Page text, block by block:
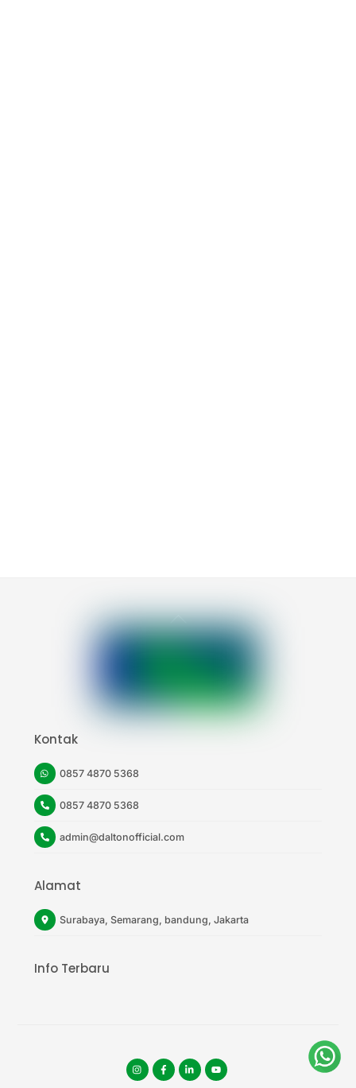
Back
To
Top
Kontak
0857 4870 5368
0857 4870 5368
admin@daltonofficial.com
Alamat
Surabaya, Semarang, bandung, Jakarta
Info Terbaru
Instagramfacebook
tiktokyoutube